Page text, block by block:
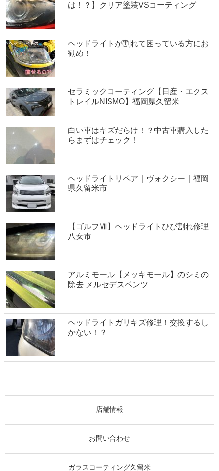
は！？】クリア塗装VSコーティング
ヘッドライトが割れて困っている方にお
勧め！
セラミックコーティング【日産・エクス
トレイルNISMO】福岡県久留米
白い車はキズだらけ！？中古車購入した
らまずはチェック！
ヘッドライトリペア｜ヴォクシー｜福岡
県久留米市
【ゴルフⅦ】ヘッドライトひび割れ修理
八女市
アルミモール【メッキモール】のシミの
除去 メルセデスベンツ
ヘッドライトガリキズ修理！交換するし
かない！？
店舗情報
お問い合わせ
ガラスコーティング久留米